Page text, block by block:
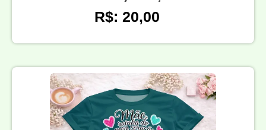
R$: 20,00